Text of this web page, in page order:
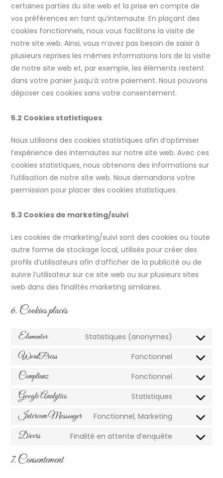
certaines parties du site web et la prise en compte de
vos préférences en tant qu’internaute. En plaçant des
cookies fonctionnels, nous vous facilitons la visite de
notre site web. Ainsi, vous n’avez pas besoin de saisir à
plusieurs reprises les mêmes informations lors de la visite
de notre site web et, par exemple, les éléments restent
dans votre panier jusqu’à votre paiement. Nous pouvons
déposer ces cookies sans votre consentement.
5.2 Cookies statistiques
Nous utilisons des cookies statistiques afin d’optimiser
l’expérience des internautes sur notre site web. Avec ces
cookies statistiques, nous obtenons des informations sur
l’utilisation de notre site web. Nous demandons votre
permission pour placer des cookies statistiques.
5.3 Cookies de marketing/suivi
Les cookies de marketing/suivi sont des cookies ou toute
autre forme de stockage local, utilisés pour créer des
profils d’utilisateurs afin d’afficher de la publicité ou de
suivre l’utilisateur sur ce site web ou sur plusieurs sites
web dans des finalités marketing similaires.
6. Cookies placés
Elementor Statistiques (anonymes)
WordPress Fonctionnel
Complianz Fonctionnel
Google Analytics Statistiques
Intercom Messenger Fonctionnel, Marketing
Divers Finalité en attente d’enquête
7. Consentement